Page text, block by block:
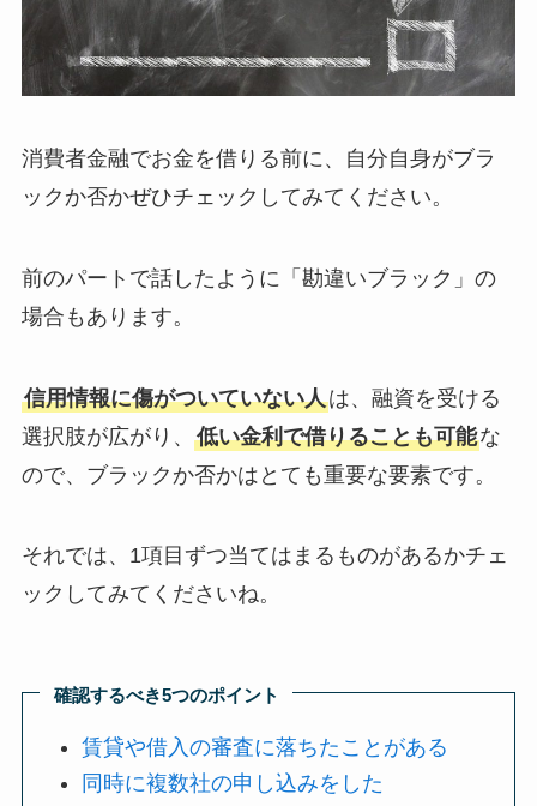
消費者金融でお金を借りる前に、自分自身がブラ
ックか否かぜひチェックしてみてください。
前のパートで話したように「勘違いブラック」の
場合もあります。
信用情報に傷がついていない人は、融資を受ける
選択肢が広がり、 低い金利で借りることも可能な
ので、ブラックか否かはとても重要な要素です。
それでは、1項目ずつ当てはまるものがあるかチェ
ックしてみてくださいね。
確認するべき5つのポイント
賃貸や借入の審査に落ちたことがある
同時に複数社の申し込みをした